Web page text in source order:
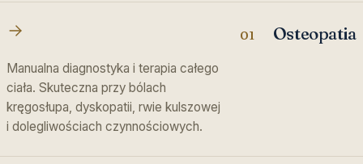
01 Osteopatia
Manualna diagnostyka i terapia całego
ciała. Skuteczna przy bólach
kręgosłupa, dyskopatii, rwie kulszowej
i dolegliwościach czynnościowych.